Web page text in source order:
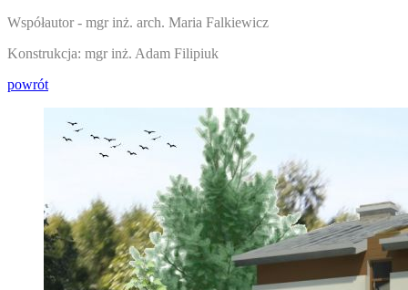
Współautor - mgr inż. arch. Maria Falkiewicz
Konstrukcja: mgr inż. Adam Filipiuk
powrót